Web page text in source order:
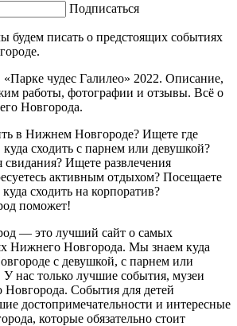
Подписаться
будем писать о предстоящих событиях
чудес Галилео» 2022. Описание,
работы, фотографии и отзывы. Всё о
Новгорода.
в Нижнем Новгороде? Ищете где
куда сходить с парнем или девушкой?
свидания? Ищете развлечения
активным отдыхом? Посещаете
сходить на корпоратив?
поможет!
— это лучший сайт о самых
Нижнего Новгорода. Мы знаем куда
с девушкой, с парнем или
нас только лучшие события, музеи
События для детей
достопримечательности и интересные
которые обязательно стоит